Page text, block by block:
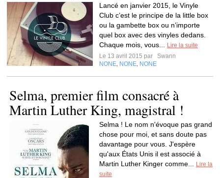
Lancé en janvier 2015, le Vinyle
Club c’est le principe de la little box
ou la gambette box ou n’importe
quel box avec des vinyles dedans.
Chaque mois, vous...
Lire la suite
Le 13 avril 2015 par
Swann
NONE NONE NONE
Selma, premier film consacré à
Martin Luther King, magistral !
Selma ! Le nom n'évoque pas grand
chose pour moi, et sans doute pas
davantage pour vous. J'espère
qu'aux États Unis il est associé à
Martin Luther Kinger comme...
Lire la
suite